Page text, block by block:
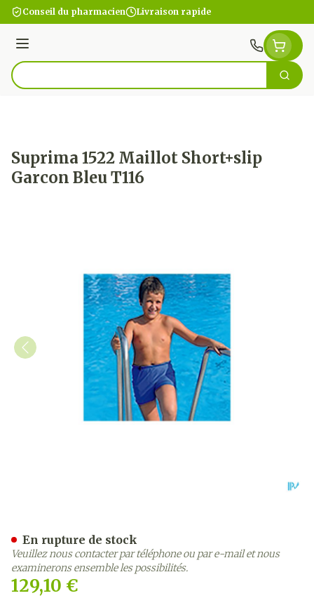
Aller au contenu
Conseil du pharmacien Livraison rapide
Menu
Rechercher
Suprima 1522 Maillot Short+slip
Garcon Bleu T116
129,10 €
En rupture de stock
Veuillez nous contacter par téléphone ou par e-mail et nous
examinerons ensemble les possibilités.